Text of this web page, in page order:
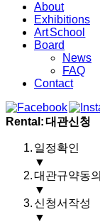
About
Exhibitions
Art School
Board
News
FAQ
Contact
Rental: 대관신청
일정확인
▼
대관규약동의
▼
신청서작성
▼